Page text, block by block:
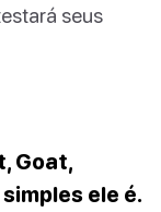
seus
Goat,
ele é.